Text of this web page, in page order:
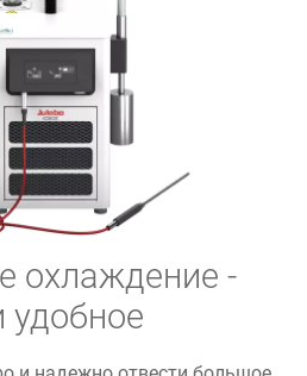
охлаждение -
удобное